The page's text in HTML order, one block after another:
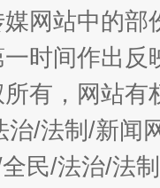
网站中的
时间作出
有，网站
治/法制/新闻
民/法治/法